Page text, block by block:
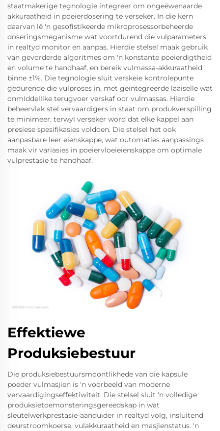
staatmakerige tegnologie integreer om ongeëwenaarde
akkuraatheid in poeierdosering te verseker. In die kern
daarvan lê 'n gesofistikeerde mikroprosessorbeheerde
doseringsmeganisme wat voortdurend die vulparameters
in realtyd monitor en aanpas. Hierdie stelsel maak gebruik
van gevorderde algoritmes om 'n konstante poeierdigtheid
en volume te handhaaf, en bereik vulmassa-akkuraatheid
binne ±1%. Die tegnologie sluit verskeie kontrolepunte
gedurende die vulproses in, met geïntegreerde laaiselle wat
onmiddellike terugvoer verskaf oor vulmassas. Hierdie
beheervlak stel vervaardigers in staat om produkverspilling
te minimeer, terwyl verseker word dat elke kappel aan
presiese spesifikasies voldoen. Die stelsel het ook
aanpasbare leer eienskappe, wat outomaties aanpassings
maak vir variasies in poeiervloeieienskappe om optimale
vulprestasie te handhaaf.
Effektiewe
Produksiebestuur
Die produksiebestuursmoontlikhede van die kapsule
poeder vulmasjien is 'n voorbeeld van moderne
vervaardigingseffektiwiteit. Die stelsel sluit 'n volledige
produksietoemonsteringsgereedskap in wat
sleutelwerkprestasie-aanduider in realtyd volg, insluitend
deurstroomkoerse, vulakkuraatheid en masjienstatus. 'n